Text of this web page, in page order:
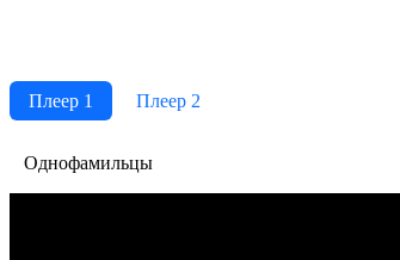
Плеер 1
Плеер 2
Однофамильцы